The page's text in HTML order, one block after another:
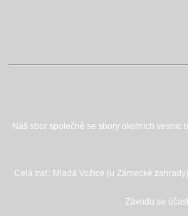
Náš sbor společně se sbory okolních
Celá trať: Mladá Vožice (u Zámecké
Závodu se